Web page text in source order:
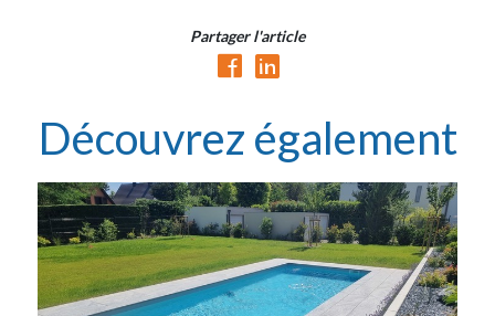
Partager l'article
Découvrez également